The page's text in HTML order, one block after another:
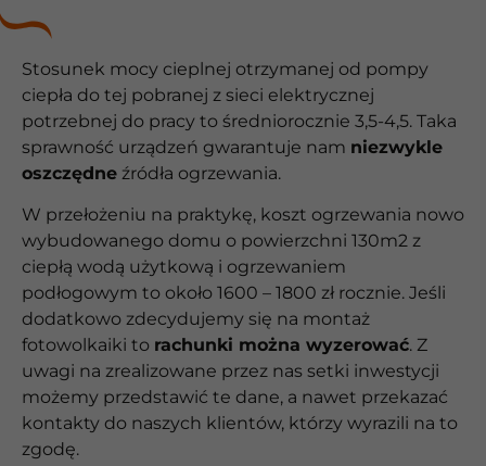
Stosunek mocy cieplnej otrzymanej od pompy
ciepła do tej pobranej z sieci elektrycznej
potrzebnej do pracy to średniorocznie 3,5-4,5. Taka
sprawność urządzeń gwarantuje nam niezwykle
oszczędne źródła ogrzewania.
W przełożeniu na praktykę, koszt ogrzewania nowo
wybudowanego domu o powierzchni 130m2 z
ciepłą wodą użytkową i ogrzewaniem
podłogowym to około 1600 – 1800 zł rocznie. Jeśli
dodatkowo zdecydujemy się na montaż
fotowolkaiki to rachunki można wyzerować. Z
uwagi na zrealizowane przez nas setki inwestycji
możemy przedstawić te dane, a nawet przekazać
kontakty do naszych klientów, którzy wyrazili na to
zgodę.